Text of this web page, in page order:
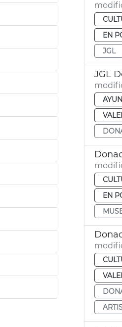
EN
JGL
JGL
EN